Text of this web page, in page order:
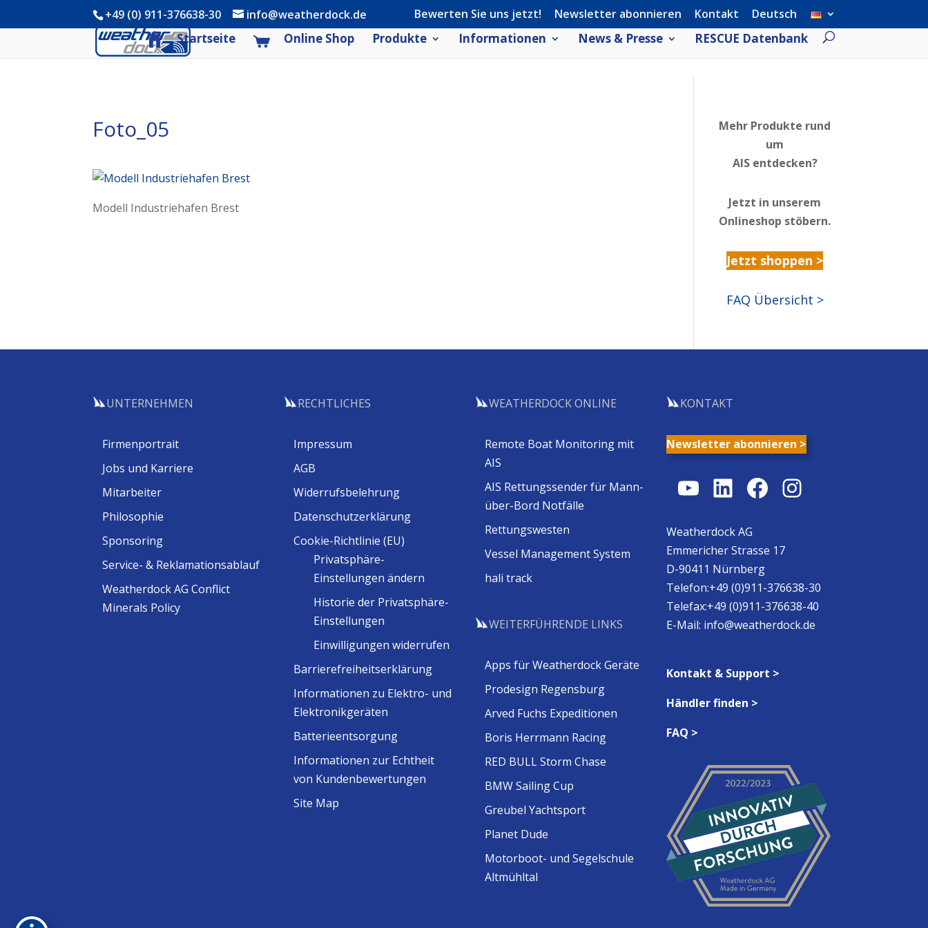
+49 (0) 911-376638-30 info@weatherdock.de Bewerten Sie uns jetzt! Newsletter abonnieren Kontakt Deutsch
Startseite Online Shop Produkte Informationen News & Presse RESCUE Datenbank
Foto_05
Modell Industriehafen Brest
Mehr Produkte rund
um
AIS entdecken?
Jetzt in unserem
Onlineshop stöbern.
Jetzt shoppen >
FAQ Übersicht >
UNTERNEHMEN
Firmenportrait
Jobs und Karriere
Mitarbeiter
Philosophie
Sponsoring
Service- & Reklamationsablauf
Weatherdock AG Conflict
Minerals Policy
RECHTLICHES
Impressum
AGB
Widerrufsbelehrung
Datenschutzerklärung
Cookie-Richtlinie (EU)
Privatsphäre-
Einstellungen ändern
Historie der Privatsphäre-
Einstellungen
Einwilligungen widerrufen
Barrierefreiheitserklärung
Informationen zu Elektro- und
Elektronikgeräten
Batterieentsorgung
Informationen zur Echtheit
von Kundenbewertungen
Site Map
WEATHERDOCK ONLINE
Remote Boat Monitoring mit
AIS
AIS Rettungssender für Mann-
über-Bord Notfälle
Rettungswesten
Vessel Management System
hali track
WEITERFÜHRENDE LINKS
Apps für Weatherdock Geräte
Prodesign Regensburg
Arved Fuchs Expeditionen
Boris Herrmann Racing
RED BULL Storm Chase
BMW Sailing Cup
Greubel Yachtsport
Planet Dude
Motorboot- und Segelschule
Altmühltal
KONTAKT
Newsletter abonnieren >
YouTube
LinkedIn
Facebook
Instagram
Weatherdock AG
Emmericher Strasse 17
D-90411 Nürnberg
Telefon:+49 (0)911-376638-30
Telefax:+49 (0)911-376638-40
E-Mail: info@weatherdock.de
Kontakt & Support >
Händler finden >
FAQ >